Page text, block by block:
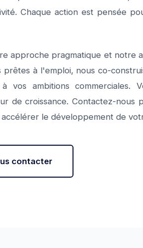
Chaque action est pensée
approche pragmatique et notre
à l'emploi, nous co-
vos ambitions commerciales.
de croissance. Contactez-nous
le développement de
contacter